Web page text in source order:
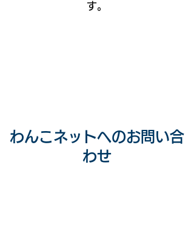
す。
わんこネットへのお問い合
わせ